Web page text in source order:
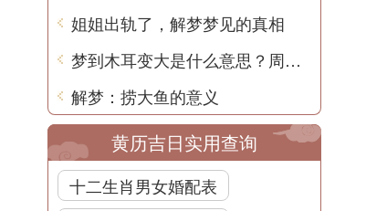
姐姐出轨了，解梦梦见的真相
梦到木耳变大是什么意思？周公解梦告诉你
解梦：捞大鱼的意义
黄历吉日实用查询
十二生肖男女婚配表